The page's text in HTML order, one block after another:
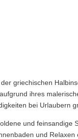
griechischen
ihres
bei Urlaubern
und feinsandige
und